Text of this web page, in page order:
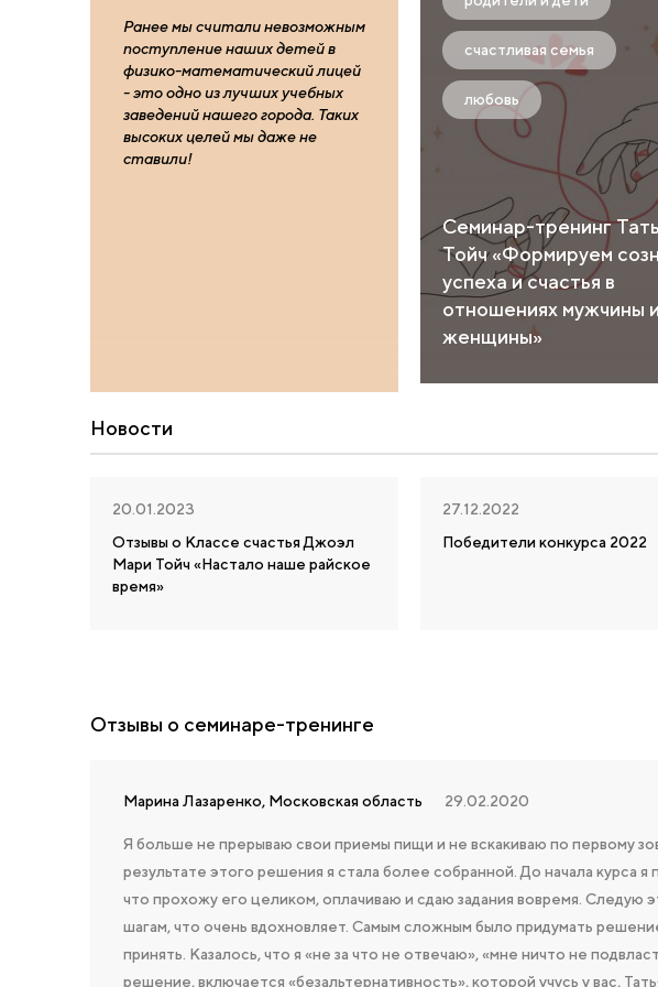
Ранее мы считали невозможным
поступление наших детей в
физико-математический лицей
- это одно из лучших учебных
заведений нашего города. Таких
высоких целей мы даже не
ставили!
счастливая семья
любовь
Семинар-тренинг
Тойч «Формируем
успеха и счастья в
отношениях мужчины и
женщины»
Новости
20.01.2023
Отзывы о Классе счастья Джоэл
Мари Тойч «Настало наше райское
время»
27.12.2022
Победители конкурса 2022
Отзывы о семинаре-тренинге
Марина Лазаренко, Московская область 29.02.2020
Я больше не прерываю свои приемы пищи и не вскакиваю по первому
результате этого решения я стала более собранной. До начала курса я
что прохожу его целиком, оплачиваю и сдаю задания вовремя. Следую
шагам, что очень вдохновляет. Самым сложным было придумать
принять. Казалось, что я «не за что не отвечаю», «мне ничто не
решение, включается «безальтернативность», которой учусь у вас,